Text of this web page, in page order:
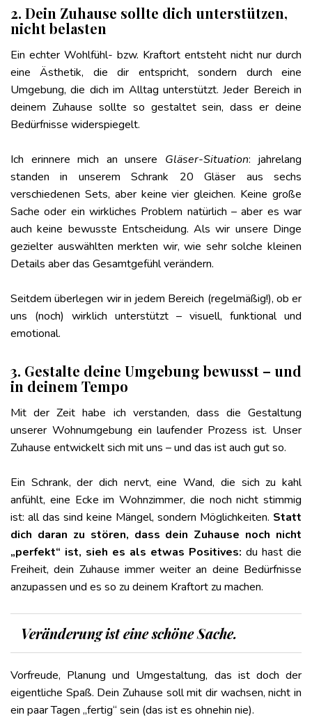
2. Dein Zuhause sollte dich unterstützen,
nicht belasten
Ein echter Wohlfühl- bzw. Kraftort entsteht nicht nur durch
eine Ästhetik, die dir entspricht, sondern durch eine
Umgebung, die dich im Alltag unterstützt. Jeder Bereich in
deinem Zuhause sollte so gestaltet sein, dass er deine
Bedürfnisse widerspiegelt.
Ich erinnere mich an unsere Gläser-Situation: jahrelang
standen in unserem Schrank 20 Gläser aus sechs
verschiedenen Sets, aber keine vier gleichen. Keine große
Sache oder ein wirkliches Problem natürlich – aber es war
auch keine bewusste Entscheidung. Als wir unsere Dinge
gezielter auswählten merkten wir, wie sehr solche kleinen
Details aber das Gesamtgefühl verändern.
Seitdem überlegen wir in jedem Bereich (regelmäßig!), ob er
uns (noch) wirklich unterstützt – visuell, funktional und
emotional.
3. Gestalte deine Umgebung bewusst – und
in deinem Tempo
Mit der Zeit habe ich verstanden, dass die Gestaltung
unserer Wohnumgebung ein laufender Prozess ist. Unser
Zuhause entwickelt sich mit uns – und das ist auch gut so.
Ein Schrank, der dich nervt, eine Wand, die sich zu kahl
anfühlt, eine Ecke im Wohnzimmer, die noch nicht stimmig
ist: all das sind keine Mängel, sondern Möglichkeiten. Statt
dich daran zu stören, dass dein Zuhause noch nicht
„perfekt“ ist, sieh es als etwas Positives: du hast die
Freiheit, dein Zuhause immer weiter an deine Bedürfnisse
anzupassen und es so zu deinem Kraftort zu machen.
Veränderung ist eine schöne Sache.
Vorfreude, Planung und Umgestaltung, das ist doch der
eigentliche Spaß. Dein Zuhause soll mit dir wachsen, nicht in
ein paar Tagen „fertig“ sein (das ist es ohnehin nie).